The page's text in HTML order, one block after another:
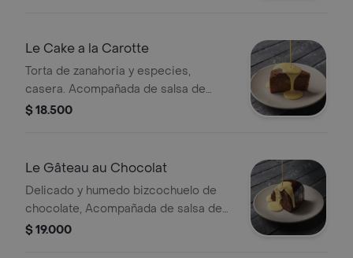
Le Cake a la Carotte
Torta de zanahoria y especies,
casera. Acompañada de salsa de
crema inglesa de la casa
$ 18.500
Le Gâteau au Chocolat
Delicado y humedo bizcochuelo de
chocolate, Acompañada de salsa de
crema inglesa de la casa
$ 19.000